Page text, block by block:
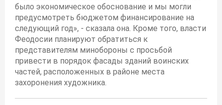
было экономическое обоснование и мы могли
предусмотреть бюджетом финансирование на
следующий год», - сказала она. Кроме того, власти
Феодосии планируют обратиться к
представителям минобороны с просьбой
привести в порядок фасады зданий воинских
частей, расположенных в районе места
захоронения художника.